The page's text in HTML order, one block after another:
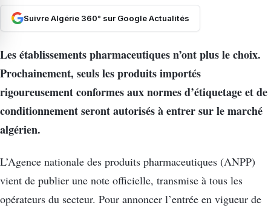
Suivre Algérie 360° sur Google Actualités
Les établissements pharmaceutiques n’ont plus le choix.
Prochainement, seuls les produits importés
rigoureusement conformes aux normes d’étiquetage et de
conditionnement seront autorisés à entrer sur le marché
algérien.
L’Agence nationale des produits pharmaceutiques (ANPP)
vient de publier une note officielle, transmise à tous les
opérateurs du secteur. Pour annoncer l’entrée en vigueur de